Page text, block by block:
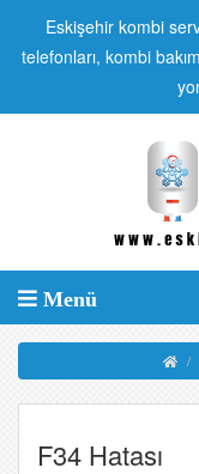
Eskişehir kombi
telefonları, kombi
Menü
F34 Hatası